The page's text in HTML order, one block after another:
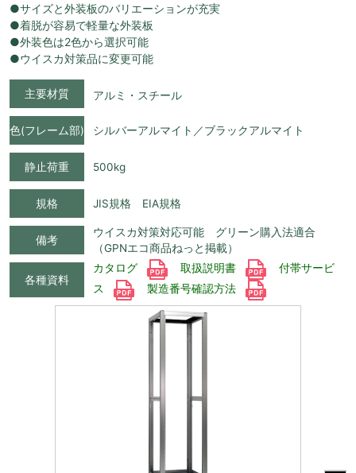
●サイズと外装板のバリエーションが充実
●着脱が容易で軽量な外装板
●外装色は2色から選択可能
●ウイスカ対策品に変更可能
主要材質 アルミ・スチール
色(フレーム部) シルバーアルマイト／ブラックアルマイト
静止荷重 500kg
規格 JIS規格 EIA規格
備考
ウイスカ対策対応可能 グリーン購入法適合
（GPNエコ商品ねっと掲載）
各種資料
カタログ 取扱説明書
付帯サービ
ス
製造番号確認方法